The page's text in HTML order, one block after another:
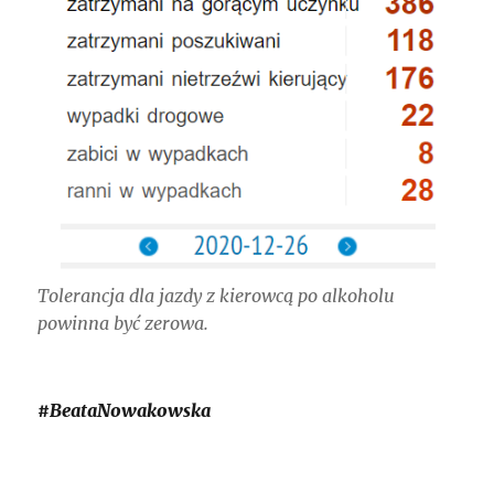
Tolerancja dla jazdy z kierowcą po alkoholu
powinna być zerowa.
#BeataNowakowska